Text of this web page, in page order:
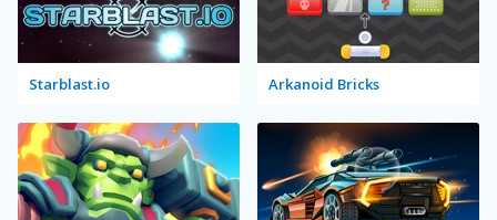
Starblast.io Arkanoid Bricks